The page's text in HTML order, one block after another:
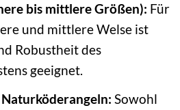
bis mittlere Größen): Für
und mittlere Welse ist
Robustheit des
geeignet.
Sowohl